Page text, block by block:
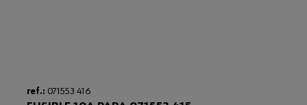
ref.: 071553 416